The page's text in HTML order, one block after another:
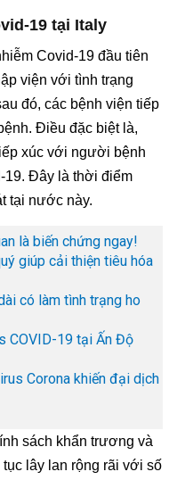
19 tại Italy
Covid-19 đầu tiên
viện với tình trạng
đó, các bệnh viện tiếp
Điều đặc biệt là,
xúc với người bệnh
19. Đây là thời điểm
tại nước này.
là biến chứng ngay!
giúp cải thiện tiêu hóa
có làm tình trạng ho
COVID-19 tại Ấn Độ
Corona khiến đại dịch
sách khẩn trương và
lây lan rộng rãi với số